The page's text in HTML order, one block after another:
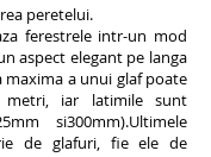
peretelui.
intr-un mod
aspect elegant pe langa
maxima a unui glaf poate
iar latimile sunt
si300mm).Ultimele
de glafuri, fie ele de